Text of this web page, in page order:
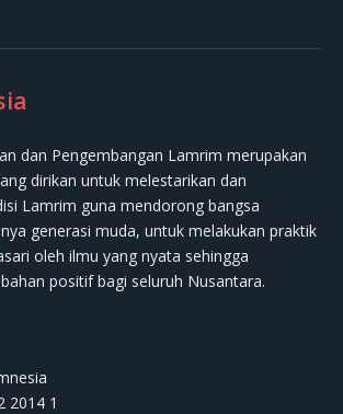
dan Pengembangan Lamrim merupakan
dirikan untuk melestarikan dan
Lamrim guna mendorong bangsa
generasi muda, untuk melakukan praktik
oleh ilmu yang nyata sehingga
positif bagi seluruh Nusantara.
2014 1